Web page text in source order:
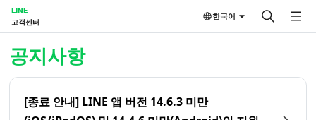
LINE
고객센터
한국어
공지사항
[종료 안내] LINE 앱 버전 14.6.3 미만